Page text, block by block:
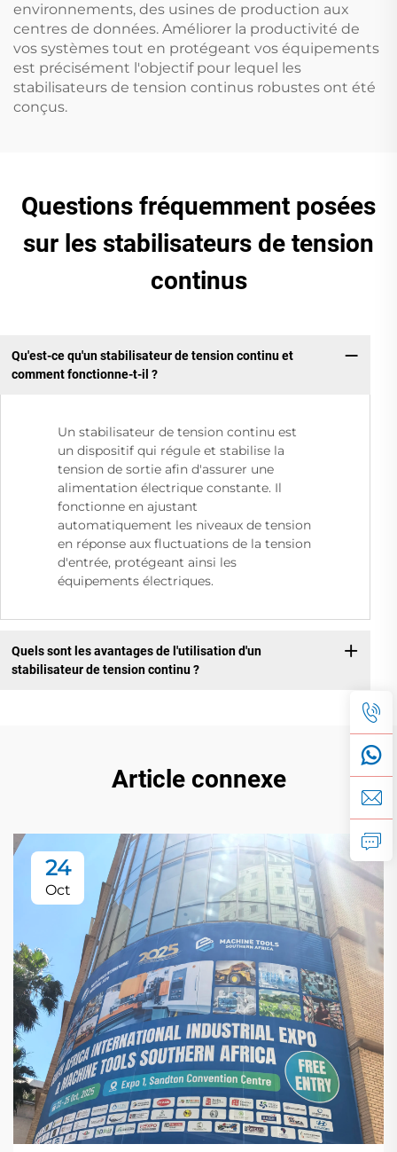
environnements, des usines de production aux
centres de données. Améliorer la productivité de
vos systèmes tout en protégeant vos équipements
est précisément l'objectif pour lequel les
stabilisateurs de tension continus robustes ont été
conçus.
Questions fréquemment posées
sur les stabilisateurs de tension
continus
Qu'est-ce qu'un stabilisateur de tension continu et
comment fonctionne-t-il ?
Un stabilisateur de tension continu est
un dispositif qui régule et stabilise la
tension de sortie afin d'assurer une
alimentation électrique constante. Il
fonctionne en ajustant
automatiquement les niveaux de tension
en réponse aux fluctuations de la tension
d'entrée, protégeant ainsi les
équipements électriques.
Quels sont les avantages de l'utilisation d'un
stabilisateur de tension continu ?
Article connexe
24
Oct